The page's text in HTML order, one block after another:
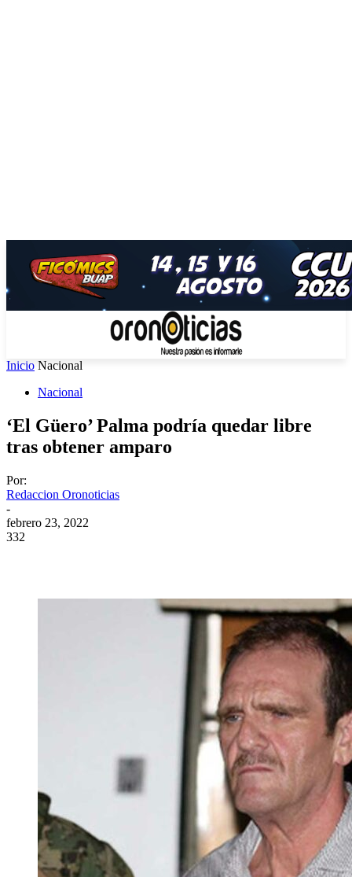
Inicio Nacional
Nacional
‘El Güero’ Palma podría quedar libre
tras obtener amparo
Por:
Redaccion Oronoticias
-
febrero 23, 2022
332